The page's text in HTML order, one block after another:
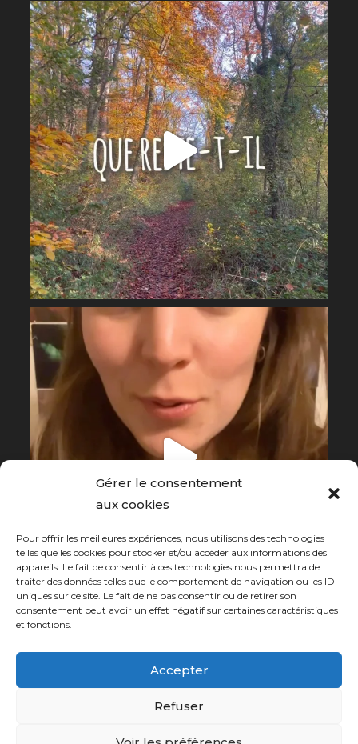
Gérer le consentement
aux cookies
Pour offrir les meilleures expériences, nous utilisons des technologies
telles que les cookies pour stocker et/ou accéder aux informations des
appareils. Le fait de consentir à ces technologies nous permettra de
traiter des données telles que le comportement de navigation ou les ID
uniques sur ce site. Le fait de ne pas consentir ou de retirer son
consentement peut avoir un effet négatif sur certaines caractéristiques
et fonctions.
Accepter
Refuser
Charger plus…